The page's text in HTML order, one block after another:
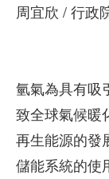
周宜欣 / 行政
氫氣為具有吸
致全球氣候暖
再生能源的發
儲能系統的使